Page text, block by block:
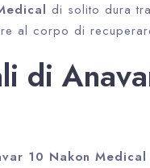
di solito dura
al corpo di
di
10 Nakon Medical